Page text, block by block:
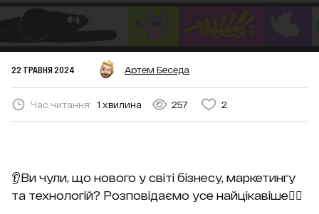
22 ТРАВНЯ 2024 Артем Беседа
Час читання: 1 хвилина 257 2
👂Ви чули, що нового у світі бізнесу, маркетингу
та технологій? Розповідаємо усе найцікавіше👇🏻